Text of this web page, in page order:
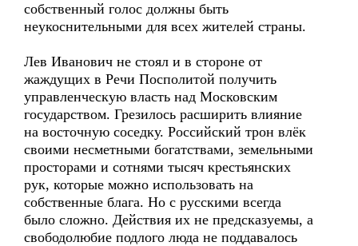
собственный голос должны быть
неукоснительными для всех жителей страны.
Лев Иванович не стоял и в стороне от
жаждущих в Речи Посполитой получить
управленческую власть над Московским
государством. Грезилось расширить влияние
на восточную соседку. Российский трон влёк
своими несметными богатствами, земельными
просторами и сотнями тысяч крестьянских
рук, которые можно использовать на
собственные блага. Но с русскими всегда
было сложно. Действия их не предсказуемы, а
свободолюбие подлого люда не поддавалось